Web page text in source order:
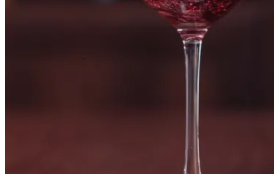
Política de privacidade e cookies